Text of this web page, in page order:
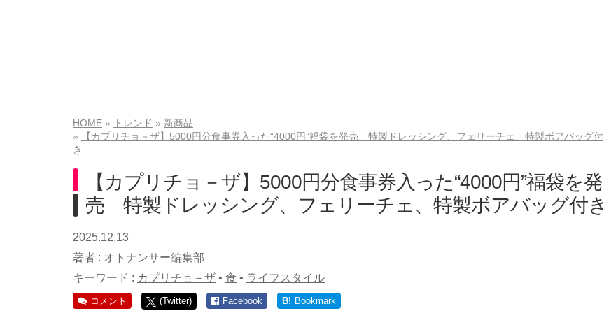
HOME トレンド
新商品
【カプリチョ－ザ】5000円分食事券入った“4000円”福袋を発売 特製ドレッシング、フェリーチェ、特製ボアバッグ付
き
【カプリチョ－ザ】5000円分食事券入った“4000円”福袋を発
売 特製ドレッシング、フェリーチェ、特製ボアバッグ付き
2025.12.13
著者 : オトナンサー編集部
キーワード : カプリチョ－ザ • 食 • ライフスタイル
コメント (Twitter) Facebook B! Bookmark